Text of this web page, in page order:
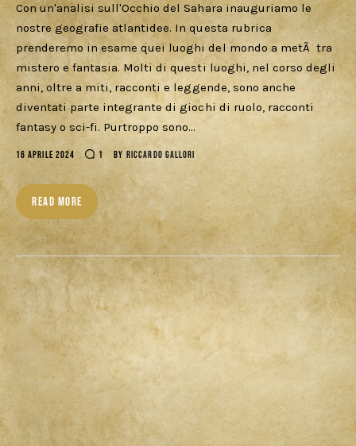
Con un'analisi sull'Occhio del Sahara inauguriamo le
nostre geografie atlantidee. In questa rubrica
prenderemo in esame quei luoghi del mondo a metÃ tra
mistero e fantasia. Molti di questi luoghi, nel corso degli
anni, oltre a miti, racconti e leggende, sono anche
diventati parte integrante di giochi di ruolo, racconti
fantasy o sci-fi. Purtroppo sono…
16 APRILE 2024 1 BY RICCARDO GALLORI
READ MORE